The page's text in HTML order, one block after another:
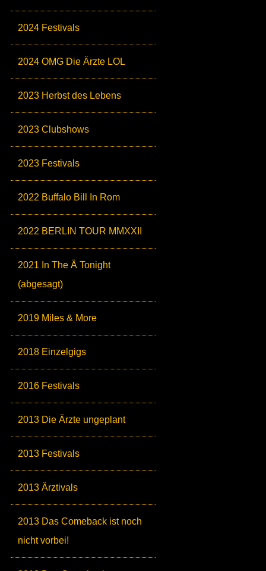
2024 Festivals
2024 OMG Die Ärzte LOL
2023 Herbst des Lebens
2023 Clubshows
2023 Festivals
2022 Buffalo Bill In Rom
2022 BERLIN TOUR MMXXII
2021 In The Ä Tonight
(abgesagt)
2019 Miles & More
2018 Einzelgigs
2016 Festivals
2013 Die Ärzte ungeplant
2013 Festivals
2013 Ärztivals
2013 Das Comeback ist noch
nicht vorbei!